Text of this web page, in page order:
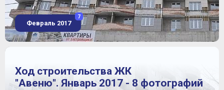
Февраль 2017
7
Ход строительства ЖК
"Авеню". Январь 2017 - 8 фотографий